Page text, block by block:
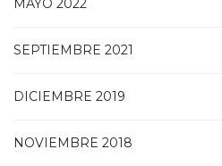
MAYO 2022
SEPTIEMBRE 2021
DICIEMBRE 2019
NOVIEMBRE 2018